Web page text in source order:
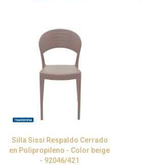
Silla Sissi Respaldo Cerrado
en Polipropileno - Color beige
- 92046/421